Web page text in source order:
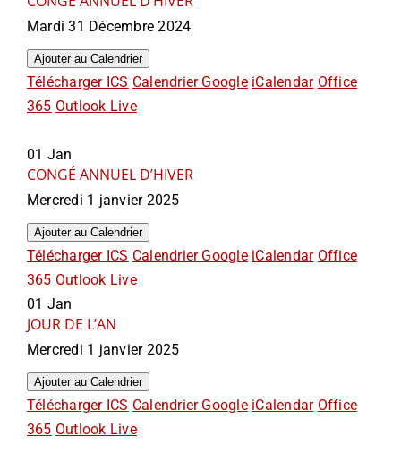
Mardi 31 Décembre 2024
Ajouter au Calendrier
Télécharger ICS Calendrier Google iCalendar Office
365 Outlook Live
01 Jan
CONGÉ ANNUEL D’HIVER
Mercredi 1 janvier 2025
Ajouter au Calendrier
Télécharger ICS Calendrier Google iCalendar Office
365 Outlook Live
01 Jan
JOUR DE L’AN
Mercredi 1 janvier 2025
Ajouter au Calendrier
Télécharger ICS Calendrier Google iCalendar Office
365 Outlook Live